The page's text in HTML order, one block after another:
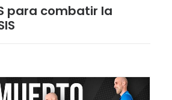
para combatir la